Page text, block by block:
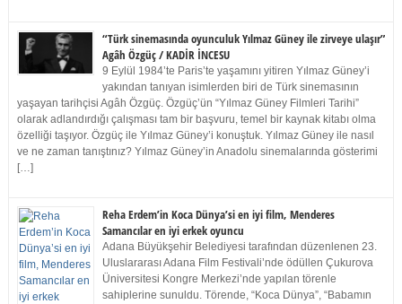
“Türk sinemasında oyunculuk Yılmaz Güney ile zirveye ulaşır”
Agâh Özgüç / KADİR İNCESU
9 Eylül 1984’te Paris’te yaşamını yitiren Yılmaz Güney’i
yakından tanıyan isimlerden biri de Türk sinemasının
yaşayan tarihçisi Agâh Özgüç. Özgüç’ün “Yılmaz Güney Filmleri Tarihi”
olarak adlandırdığı çalışması tam bir başvuru, temel bir kaynak kitabı olma
özelliği taşıyor. Özgüç ile Yılmaz Güney’i konuştuk. Yılmaz Güney ile nasıl
ve ne zaman tanıştınız? Yılmaz Güney’in Anadolu sinemalarında gösterimi
[…]
Reha Erdem’in Koca Dünya’si en iyi film, Menderes
Samancılar en iyi erkek oyuncu
Adana Büyükşehir Belediyesi tarafından düzenlenen 23.
Uluslararası Adana Film Festivali’nde ödüllen Çukurova
Üniversitesi Kongre Merkezi’nde yapılan törenle
sahiplerine sunuldu. Törende, “Koca Dünya”, “Babamın